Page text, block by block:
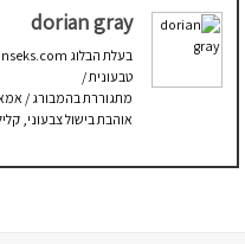
dorian gray
בעלת הבלוג www.veganseks.com /
טבעונית /
מתגוררת בהמבורג / אמא
אוהבת בישול צבעוני,